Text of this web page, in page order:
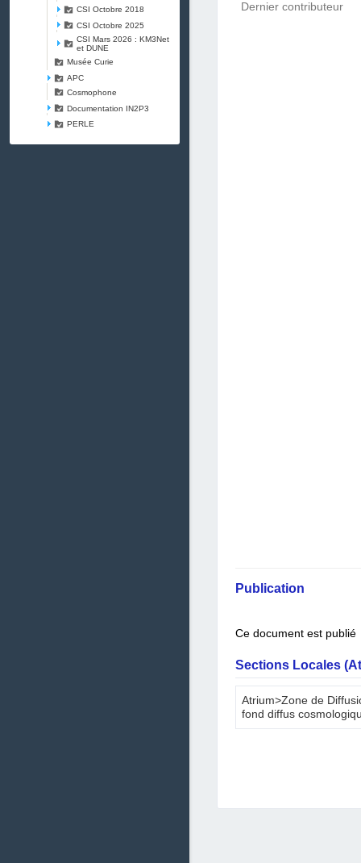
CSI Octobre 2018
CSI Octobre 2025
CSI Mars 2026 : KM3Net
et DUNE
Musée Curie
APC
Cosmophone
Documentation IN2P3
PERLE
Dernier contributeur
Publication
Ce document est publié
Sections Locales
Atrium>Zone de
fond diffus